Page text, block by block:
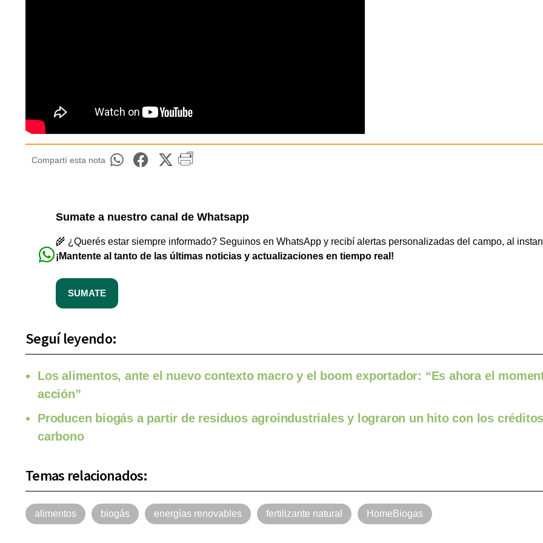
Compartí esta nota
Sumate a nuestro canal de Whatsapp
🌾 ¿Querés estar siempre informado? Seguinos en WhatsApp y recibí alertas personalizadas del campo, al
¡Mantente al tanto de las últimas noticias y actualizaciones en tiempo real!
SUMATE
Seguí leyendo:
Los alimentos, ante el nuevo contexto macro y el boom exportador: “Es ahora el
acción”
Producen biogás a partir de residuos agroindustriales y lograron un hito con los
carbono
Temas relacionados:
alimentos biogás energías renovables fertilizante natural HomeBiogas